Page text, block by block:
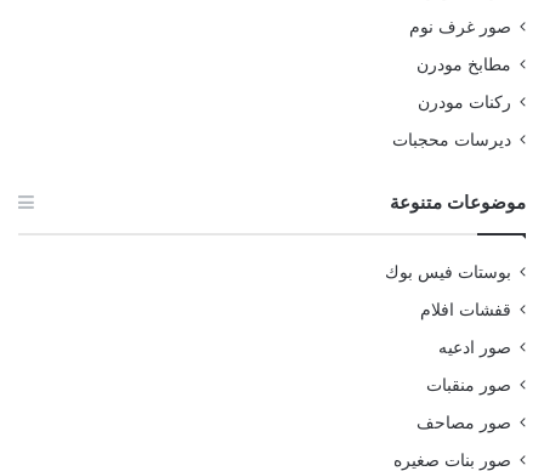
صور غرف نوم
مطابخ مودرن
ركنات مودرن
ديرسات محجبات
موضوعات متنوعة
بوستات فيس بوك
قفشات افلام
صور ادعيه
صور منقبات
صور مصاحف
صور بنات صغيره